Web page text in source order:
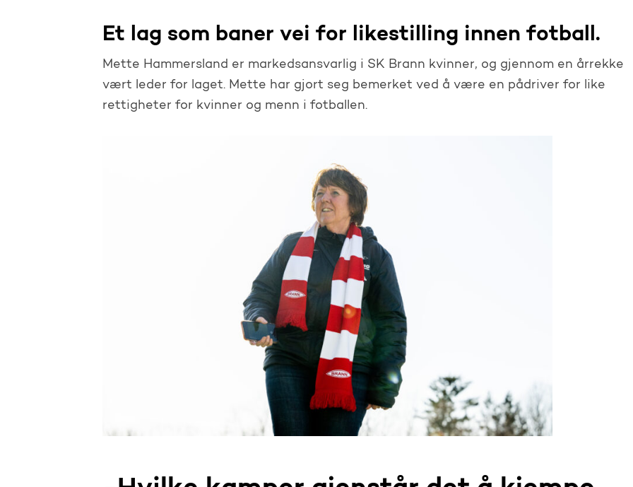
Et lag som baner vei for likestilling innen fotball.
Mette Hammersland er markedsansvarlig i SK Brann kvinner, og gjennom en årrekke
vært leder for laget. Mette har gjort seg bemerket ved å være en pådriver for like
rettigheter for kvinner og menn i fotballen.